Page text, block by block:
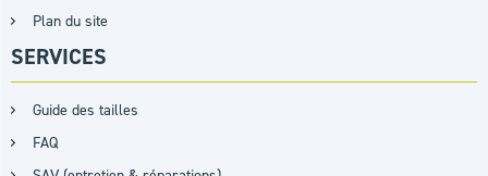
Plan du site
SERVICES
Guide des tailles
FAQ